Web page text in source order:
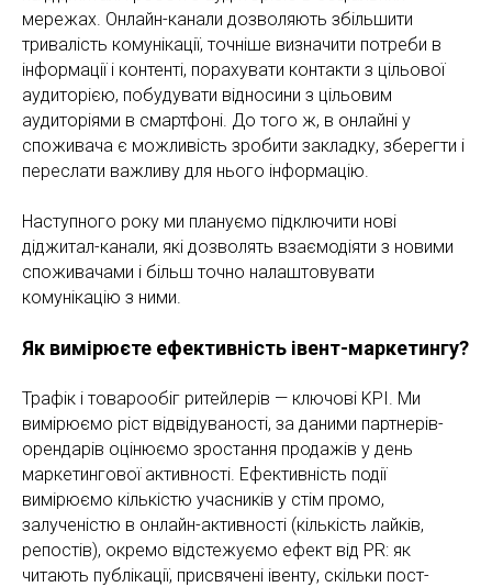
мережах. Онлайн-канали дозволяють збільшити
тривалість комунікації, точніше визначити потреби в
інформації і контенті, порахувати контакти з цільової
аудиторією, побудувати відносини з цільовим
аудиторіями в смартфоні. До того ж, в онлайні у
споживача є можливість зробити закладку, зберегти і
переслати важливу для нього інформацію.
Наступного року ми плануємо підключити нові
діджитал-канали, які дозволять взаємодіяти з новими
споживачами і більш точно налаштовувати
комунікацію з ними.
Як вимірюєте ефективність івент-маркетингу?
Трафік і товарообіг ритейлерів — ключові KPI. Ми
вимірюємо ріст відвідуваності, за даними партнерів-
орендарів оцінюємо зростання продажів у день
маркетингової активності. Ефективність події
вимірюємо кількістю учасників у стім промо,
залученістю в онлайн-активності (кількість лайків,
репостів), окремо відстежуємо ефект від PR: як
читають публікації, присвячені івенту, скільки пост-